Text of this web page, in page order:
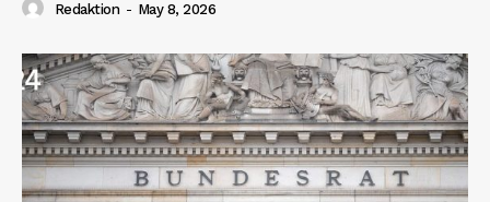
Redaktion - May 8, 2026